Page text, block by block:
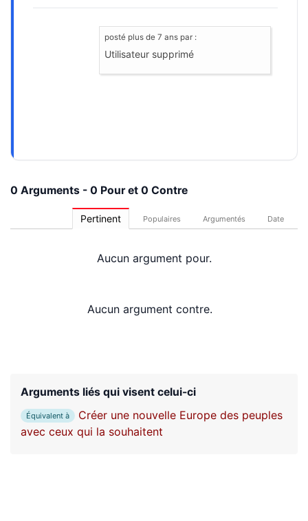
posté plus de 7 ans par :
Utilisateur supprimé
0 Arguments - 0 Pour et 0 Contre
Pertinent Populaires Argumentés Date
Aucun argument pour.
Aucun argument contre.
Arguments liés qui visent celui-ci
Équivalent à
Créer une nouvelle Europe des peuples
avec ceux qui la souhaitent